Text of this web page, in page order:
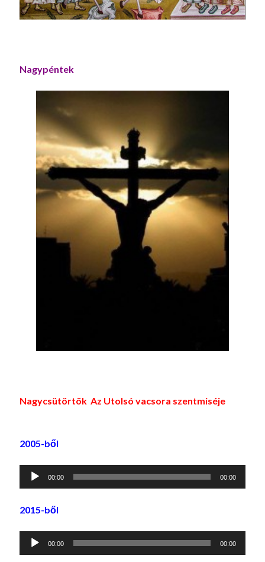
Nagypéntek
Nagycsütörtök Az Utolsó vacsora szentmiséje
2005-ből
Audió
00:00 00:00
2015-ből
Audió
00:00 00:00